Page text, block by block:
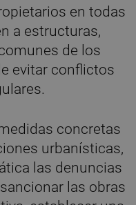
en todas
a estructuras,
de los
evitar conflictos
concretas
urbanísticas,
las denuncias
las obras